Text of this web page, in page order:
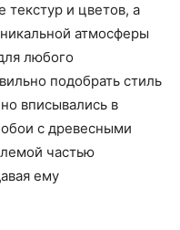
текстур и цветов, а
атмосферы
любого
подобрать стиль
вписывались в
с древесными
частью
ему